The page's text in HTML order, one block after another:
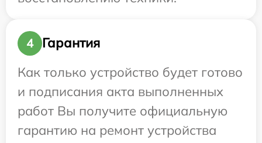
4
Гарантия
Как только устройство будет готово
и подписания акта выполненных
работ Вы получите официальную
гарантию на ремонт устройства